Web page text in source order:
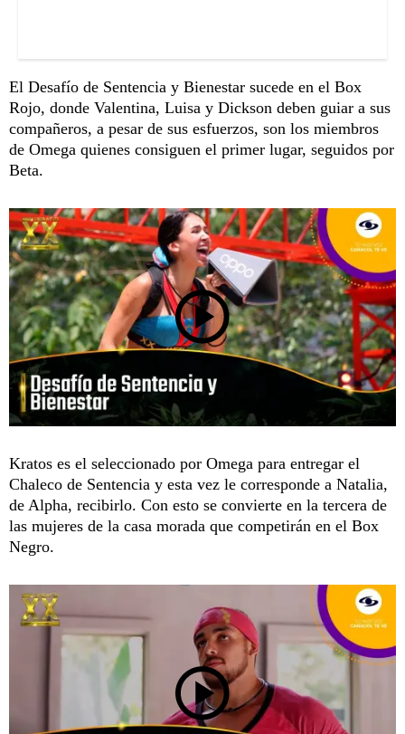
El Desafío de Sentencia y Bienestar sucede en el Box
Rojo, donde Valentina, Luisa y Dickson deben guiar a sus
compañeros, a pesar de sus esfuerzos, son los miembros
de Omega quienes consiguen el primer lugar, seguidos por
Beta.
Kratos es el seleccionado por Omega para entregar el
Chaleco de Sentencia y esta vez le corresponde a Natalia,
de Alpha, recibirlo. Con esto se convierte en la tercera de
las mujeres de la casa morada que competirán en el Box
Negro.